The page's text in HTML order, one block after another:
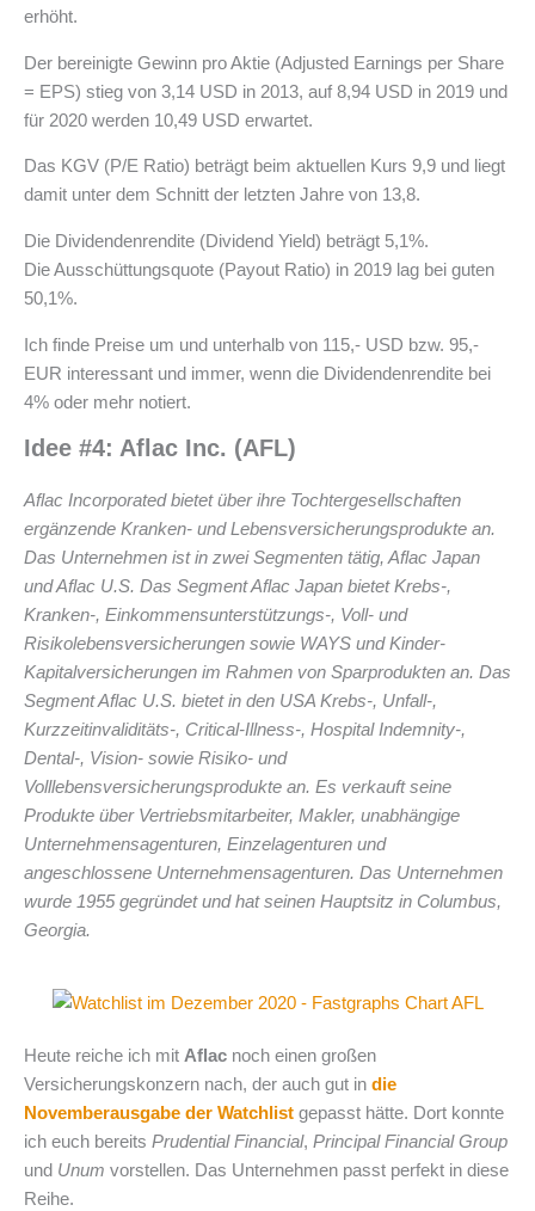
erhöht.
Der bereinigte Gewinn pro Aktie (Adjusted Earnings per Share
= EPS) stieg von 3,14 USD in 2013, auf 8,94 USD in 2019 und
für 2020 werden 10,49 USD erwartet.
Das KGV (P/E Ratio) beträgt beim aktuellen Kurs 9,9 und liegt
damit unter dem Schnitt der letzten Jahre von 13,8.
Die Dividendenrendite (Dividend Yield) beträgt 5,1%.
Die Ausschüttungsquote (Payout Ratio) in 2019 lag bei guten
50,1%.
Ich finde Preise um und unterhalb von 115,- USD bzw. 95,-
EUR interessant und immer, wenn die Dividendenrendite bei
4% oder mehr notiert.
Idee #4: Aflac Inc. (AFL)
Aflac Incorporated bietet über ihre Tochtergesellschaften
ergänzende Kranken- und Lebensversicherungsprodukte an.
Das Unternehmen ist in zwei Segmenten tätig, Aflac Japan
und Aflac U.S. Das Segment Aflac Japan bietet Krebs-,
Kranken-, Einkommensunterstützungs-, Voll- und
Risikolebensversicherungen sowie WAYS und Kinder-
Kapitalversicherungen im Rahmen von Sparprodukten an. Das
Segment Aflac U.S. bietet in den USA Krebs-, Unfall-,
Kurzzeitinvaliditäts-, Critical-Illness-, Hospital Indemnity-,
Dental-, Vision- sowie Risiko- und
Volllebensversicherungsprodukte an. Es verkauft seine
Produkte über Vertriebsmitarbeiter, Makler, unabhängige
Unternehmensagenturen, Einzelagenturen und
angeschlossene Unternehmensagenturen. Das Unternehmen
wurde 1955 gegründet und hat seinen Hauptsitz in Columbus,
Georgia.
Heute reiche ich mit Aflac noch einen großen
Versicherungskonzern nach, der auch gut in die
Novemberausgabe der Watchlist gepasst hätte. Dort konnte
ich euch bereits Prudential Financial, Principal Financial Group
und Unum vorstellen. Das Unternehmen passt perfekt in diese
Reihe.